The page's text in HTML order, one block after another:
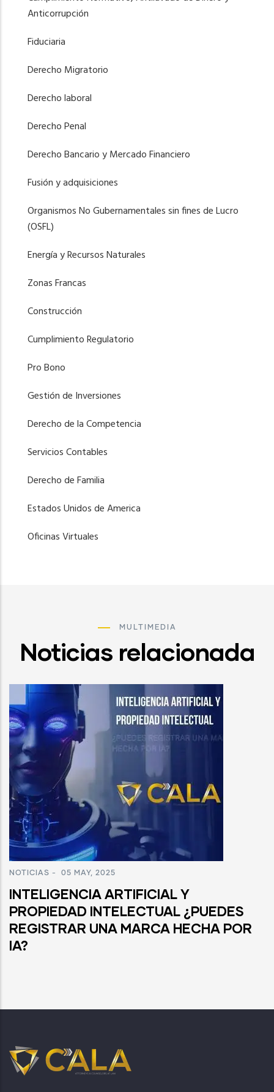
Anticorrupción
Fiduciaria
Derecho Migratorio
Derecho laboral
Derecho Penal
Derecho Bancario y Mercado Financiero
Fusión y adquisiciones
Organismos No Gubernamentales sin fines de Lucro
(OSFL)
Energía y Recursos Naturales
Zonas Francas
Construcción
Cumplimiento Regulatorio
Pro Bono
Gestión de Inversiones
Derecho de la Competencia
Servicios Contables
Derecho de Familia
Estados Unidos de America
Oficinas Virtuales
MULTIMEDIA
Noticias relacionada
NOTICIAS - 05 MAY, 2025
INTELIGENCIA ARTIFICIAL Y
PROPIEDAD INTELECTUAL ¿PUEDES
REGISTRAR UNA MARCA HECHA POR
IA?